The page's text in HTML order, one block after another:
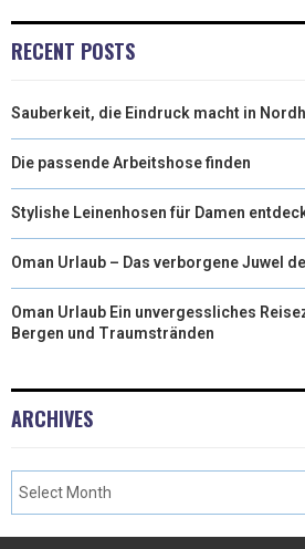
RECENT POSTS
Sauberkeit, die Eindruck macht in
Die passende Arbeitshose finden
Stylishe Leinenhosen für Damen
Oman Urlaub – Das verborgene Juwel
Oman Urlaub Ein unvergessliches
Bergen und Traumstränden
ARCHIVES